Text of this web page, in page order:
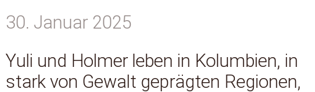
30. Januar 2025
Yuli und Holmer leben in Kolumbien, in
stark von Gewalt geprägten Regionen,